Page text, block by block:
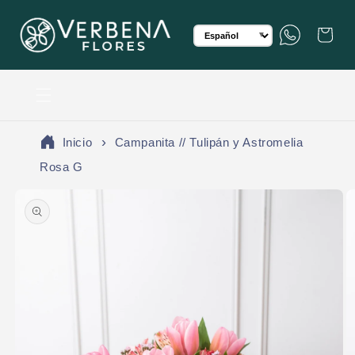
al contenido
Translation missing:
▼WhatsAppCarrito
Inicio
Campanita // Tulipán y Astromelia
Rosa G
a la información del producto